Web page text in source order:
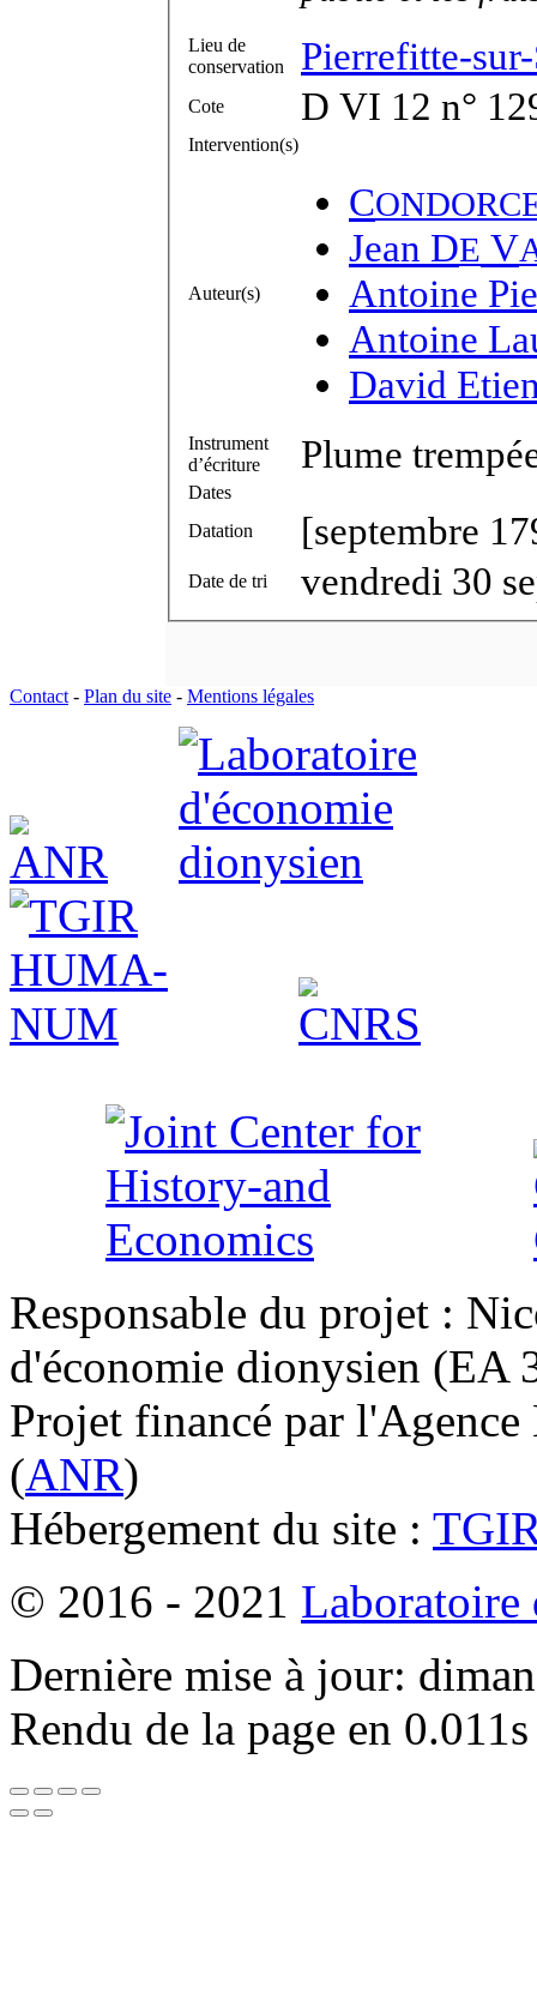
Lieu de
conservation
Pierrefitte-
Cote D VI 12 n°
Intervention(s)
Auteur(s)
C
Jean DE V
Antoine
Antoine
David
Instrument
d’écriture
Plume
Dates
Datation
[septembre
Date de tri vendredi 30
Contact - Plan du site - Mentions légales
Responsable du projet :
d'économie dionysien
Projet financé par l'Agence
(ANR)
Hébergement du site :
© 2016 - 2021 Laboratoire
Dernière mise à jour:
Rendu de la page en 0.011s